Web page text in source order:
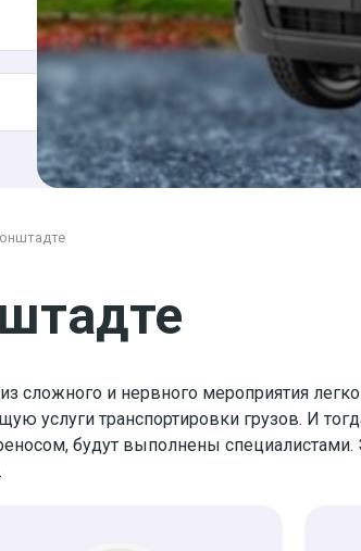
сложного и нервного мероприятия
услуги транспортировки грузов. И
будут выполнены